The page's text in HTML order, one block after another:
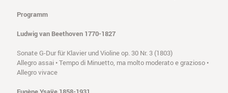
Programm
Ludwig van Beethoven 1770-1827
Sonate G-Dur für Klavier und Violine op. 30 Nr. 3 (1803)
Allegro assai • Tempo di Minuetto, ma molto moderato e grazioso •
Allegro vivace